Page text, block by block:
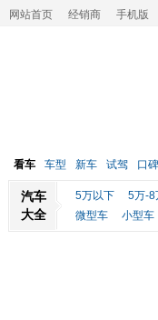
网站首页 经销商 手机版
看车 车型 新车 试驾 口碑
汽车
大全
5万以下 5万-8
微型车
小型车